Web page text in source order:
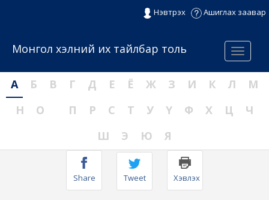
Нэвтрэх Ашиглах заавар
Menu
Монгол хэлний их тайлбар толь
А Б В Г Д Е Ё Ж З И К Л
М
Н
О П Р С Т У Ү Ф Х Ц
Ч
Ш
Э Ю Я
Share Tweet Хэвлэх